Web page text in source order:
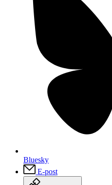
Bluesky
E-post